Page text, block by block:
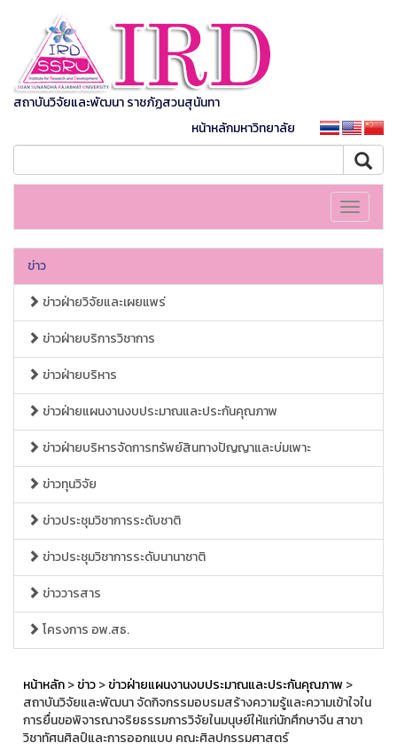
สถาบันวิจัยและพัฒนา ราชภัฏสวนสุนันทา
หน้าหลักมหาวิทยาลัย
Toggle
ข่าว
ข่าวฝ่ายวิจัยและเผยแพร่
ข่าวฝ่ายบริการวิชาการ
ข่าวฝ่ายบริหาร
ข่าวฝ่ายแผนงานงบประมาณและประกันคุณภาพ
ข่าวฝ่ายบริหารจัดการทรัพย์สินทางปัญญาและบ่มเพาะ
ข่าวทุนวิจัย
ข่าวประชุมวิชาการระดับชาติ
ข่าวประชุมวิชาการระดับนานาชาติ
ข่าววารสาร
โครงการ อพ.สธ.
หน้าหลัก>ข่าว>ข่าวฝ่ายแผนงานงบประมาณและประกันคุณภาพ >
สถาบันวิจัยและพัฒนา จัดกิจกรรมอบรมสร้างความรู้และความเข้าใจใน
การยื่นขอพิจารณาจริยธรรมการวิจัยในมนุษย์ให้แก่นักศึกษาจีน สาขา
วิชาทัศนศิลป์และการออกแบบ คณะศิลปกรรมศาสตร์